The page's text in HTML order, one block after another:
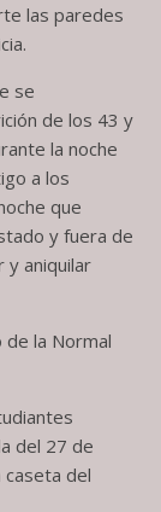
las paredes
se
de los 43 y
la noche
a los
que
y fuera de
y aniquilar
la Normal
del 27 de
del